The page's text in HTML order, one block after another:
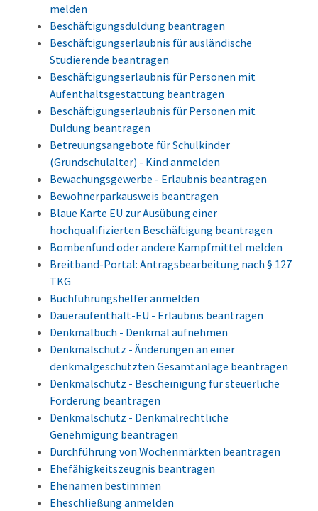
melden
Beschäftigungsduldung beantragen
Beschäftigungserlaubnis für ausländische
Studierende beantragen
Beschäftigungserlaubnis für Personen mit
Aufenthaltsgestattung beantragen
Beschäftigungserlaubnis für Personen mit
Duldung beantragen
Betreuungsangebote für Schulkinder
(Grundschulalter) - Kind anmelden
Bewachungsgewerbe - Erlaubnis beantragen
Bewohnerparkausweis beantragen
Blaue Karte EU zur Ausübung einer
hochqualifizierten Beschäftigung beantragen
Bombenfund oder andere Kampfmittel melden
Breitband-Portal: Antragsbearbeitung nach § 127
TKG
Buchführungshelfer anmelden
Daueraufenthalt-EU - Erlaubnis beantragen
Denkmalbuch - Denkmal aufnehmen
Denkmalschutz - Änderungen an einer
denkmalgeschützten Gesamtanlage beantragen
Denkmalschutz - Bescheinigung für steuerliche
Förderung beantragen
Denkmalschutz - Denkmalrechtliche
Genehmigung beantragen
Durchführung von Wochenmärkten beantragen
Ehefähigkeitszeugnis beantragen
Ehenamen bestimmen
Eheschließung anmelden